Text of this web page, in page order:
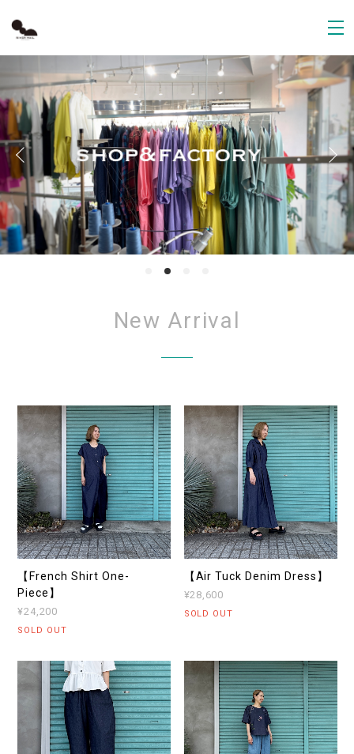
New Arrival
【French Shirt One-
Piece】
¥24,200
SOLD OUT
【Air Tuck Denim Dress】
¥28,600
SOLD OUT